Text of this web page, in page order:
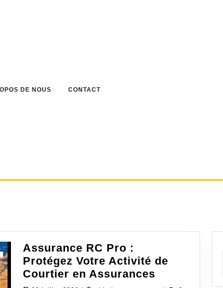
DE NOUS CONTACT
Assurance RC Pro :
Protégez Votre Activité de
Courtier en Assurances